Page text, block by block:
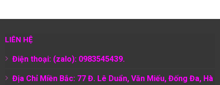
LIÊN HỆ
Điện thoại: (zalo): 0983545439.
Địa Chỉ Miền Bắc: 77 Đ. Lê Duẩn, Văn Miếu, Đống Đa, Hà